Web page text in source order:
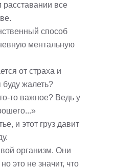
все
способ
ментальную
от страха и
жалеть?
то важное? Ведь у
и этот груз давит
организм. Они
это не значит, что